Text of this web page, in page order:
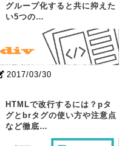
グループ化すると共に抑えた
い5つの…
2017/03/30
HTMLで改行するには？pタ
グとbrタグの使い方や注意点
など徹底…